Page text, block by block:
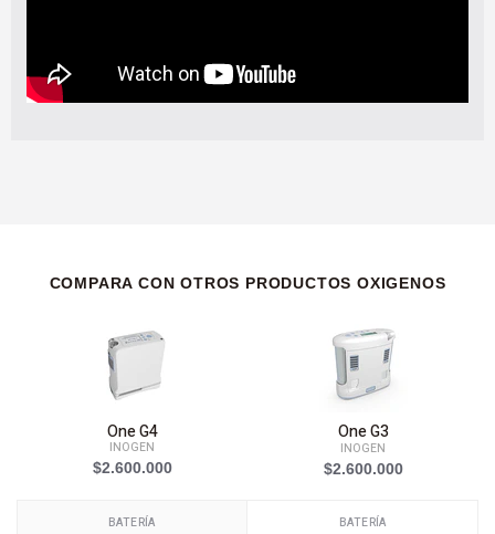
COMPARA CON OTROS PRODUCTOS OXIGENOS
One G4
INOGEN
$2.600.000
BATERÍA
One G3
INOGEN
$2.600.000
BATERÍA